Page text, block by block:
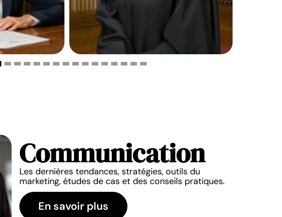
COMMUNICATION
Pourquoi l’audit SEO transforme la
performance de votre site
20 juillet 2026
questionnaires
Communication
Les dernières tendances, stratégies, outils du
marketing, études de cas et des conseils pratiques.
En savoir plus